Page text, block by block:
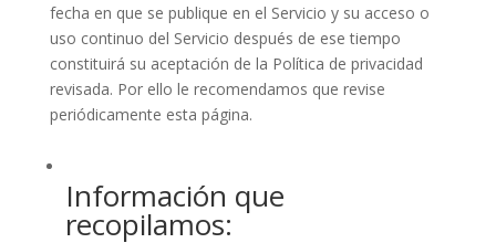
fecha en que se publique en el Servicio y su acceso o
uso continuo del Servicio después de ese tiempo
constituirá su aceptación de la Política de privacidad
revisada. Por ello le recomendamos que revise
periódicamente esta página.
Información que
recopilamos: